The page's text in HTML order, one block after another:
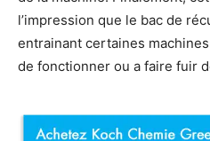
l’impression que le bac de
entrainant certaines
de fonctionner ou a faire fuir